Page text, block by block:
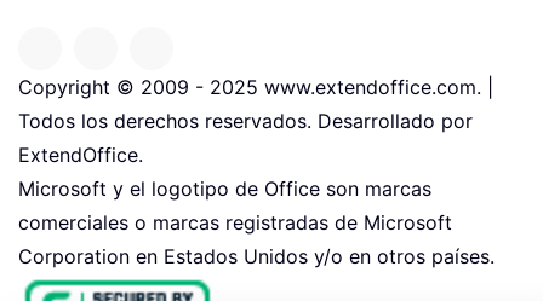
Copyright © 2009 - 2025 www.extendoffice.com. |
Todos los derechos reservados. Desarrollado por
ExtendOffice.
Microsoft y el logotipo de Office son marcas
comerciales o marcas registradas de Microsoft
Corporation en Estados Unidos y/o en otros países.